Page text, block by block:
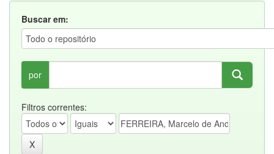
Buscar em:
por
Filtros correntes: